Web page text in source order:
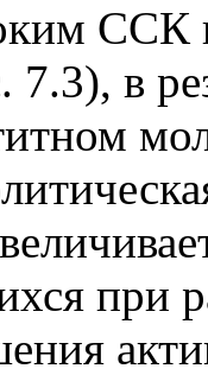
ССК
7.3), в
при